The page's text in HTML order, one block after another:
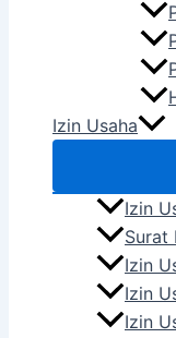
Izin Usaha
Izin
Surat
Izin
Izin
Izin